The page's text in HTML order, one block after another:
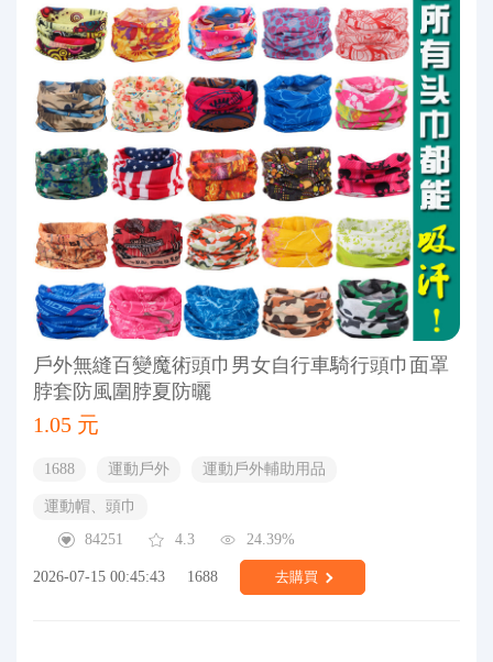
戶外無縫百變魔術頭巾男女自行車騎行頭巾面罩
脖套防風圍脖夏防曬
1.05 元
1688 運動戶外 運動戶外輔助用品
運動帽、頭巾
84251
4.3 24.39%
2026-07-15 00:45:43 1688 去購買